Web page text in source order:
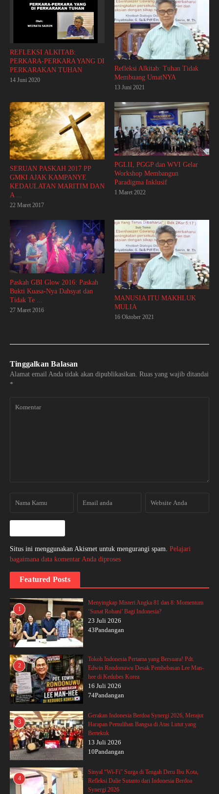
REFLEKSI ALKITAB:
PERKARA-PERKARA YANG DI
PERKARAKAN TUHAN
14 Juni 2020
Refleksi Alkitab: Tuhan Tidak
Membuang UmatNYA
13 Juni 2021
SERUAN PASKAH 2017 PP
GMKI AJAK KAMPANYE
KEDAULATAN MARITIM DAN
A ...
22 Maret 2017
PGLII, PGGP dan WVI Gelar
Workshop Membangun
Paradigma Inklusif
1 Maret 2022
Paskah GBI Glow 2016: Paskah
Bukti Kuasa-Nya Dahsyat dan
Tidak Te ...
27 Maret 2016
MANUSIA ITU MAKHLUK
MULIA
16 Oktober 2021
Tinggalkan Balasan
Alamat email Anda tidak akan dipublikasikan. Ruas yang wajib ditandai
*
Situs ini menggunakan Akismet untuk mengurangi spam. Pelajari
bagaimana data komentar Anda diproses
Featured Posts
1
Menyingkap Misteri Angka 81 dan 8: Momentum
‘Sunat Rohani’ Bagi Indonesia?
23 Juli 2026
43Pandangan
2
Tokoh Indonesia Pertama yang Bersuara! Pdt.
Edwin Rondonuwu Desak Pembebasan Lee Man-
hee di Kedubes Korea
16 Juli 2026
74Pandangan
3
Gerakan Indonesia Berdoa Synergi 2026, Merajut
Harapan Pemulihan Bangsa di Atas Lutut yang
Bertekuk
13 Juli 2026
10Pandangan
4
Sinyal “Wi-Fi” Surga di Tengah Deru Ibu Kota,
Refleksi Dalie Sutanto dari Indonesia Berdoa
Synergi 2026